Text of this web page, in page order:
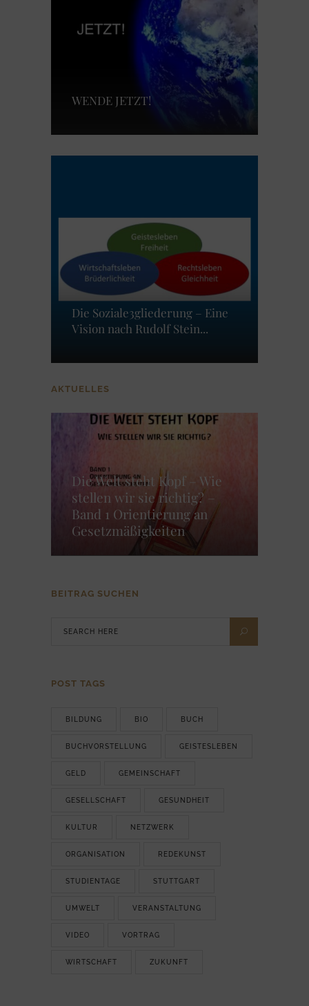
WENDE JETZT!
Die Soziale3gliederung – Eine
Vision nach Rudolf Stein...
AKTUELLES
Die Welt steht Kopf – Wie
stellen wir sie richtig? –
Band 1 Orientierung an
Gesetzmäßigkeiten
BEITRAG SUCHEN
POST TAGS
BILDUNG BIO BUCH
BUCHVORSTELLUNG GEISTESLEBEN
GELD GEMEINSCHAFT
GESELLSCHAFT GESUNDHEIT
KULTUR NETZWERK
ORGANISATION REDEKUNST
STUDIENTAGE STUTTGART
UMWELT VERANSTALTUNG
VIDEO VORTRAG
WIRTSCHAFT ZUKUNFT